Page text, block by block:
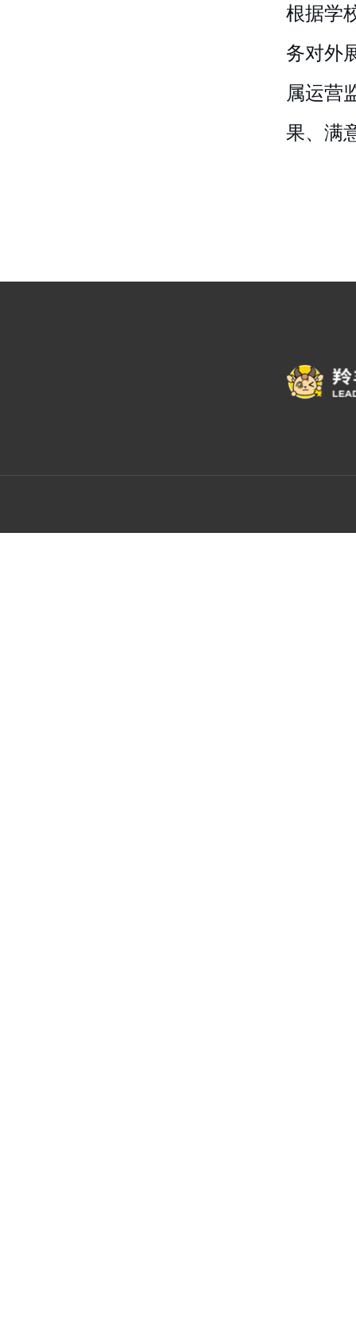
根据学
务对外
属运营
果、满